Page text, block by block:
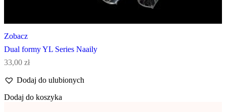
Zobacz
Dual formy YL Series Naaily
33,00 zł
Dodaj do ulubionych
Dodaj do koszyka